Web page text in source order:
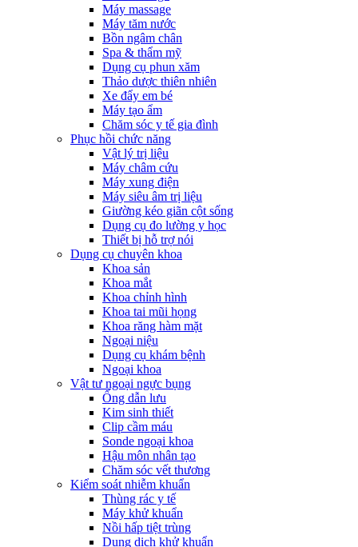
Máy massage
Máy tăm nước
Bồn ngâm chân
Spa & thẩm mỹ
Dụng cụ phun xăm
Thảo dược thiên nhiên
Xe đẩy em bé
Máy tạo ẩm
Chăm sóc y tế gia đình
Phục hồi chức năng
Vật lý trị liệu
Máy châm cứu
Máy xung điện
Máy siêu âm trị liệu
Giường kéo giãn cột sống
Dụng cụ đo lường y học
Thiết bị hỗ trợ nói
Dụng cụ chuyên khoa
Khoa sản
Khoa mắt
Khoa chỉnh hình
Khoa tai mũi họng
Khoa răng hàm mặt
Ngoại niệu
Dụng cụ khám bệnh
Ngoại khoa
Vật tư ngoại ngực bụng
Ống dẫn lưu
Kim sinh thiết
Clip cầm máu
Sonde ngoại khoa
Hậu môn nhân tạo
Chăm sóc vết thương
Kiểm soát nhiễm khuẩn
Thùng rác y tế
Máy khử khuẩn
Nồi hấp tiệt trùng
Dung dịch khử khuẩn